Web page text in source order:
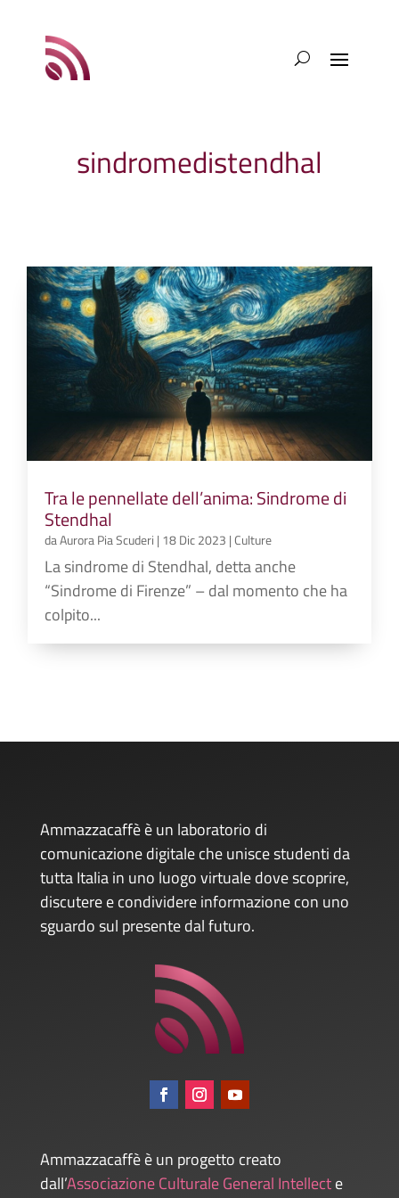
sindromedistendhal
Tra le pennellate dell’anima: Sindrome di
Stendhal
daAurora Pia Scuderi | 18 Dic 2023 |Culture
La sindrome di Stendhal, detta anche
“Sindrome di Firenze” – dal momento che ha
colpito...
Ammazzacaffè è un laboratorio di
comunicazione digitale che unisce studenti da
tutta Italia in uno luogo virtuale dove scoprire,
discutere e condividere informazione con uno
sguardo sul presente dal futuro.
Ammazzacaffè è un progetto creato
dall’Associazione Culturale General Intellecte